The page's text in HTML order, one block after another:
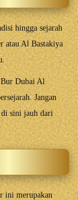
hingga sejarah
atau Al Bastakiya
Dubai Al
Jangan
di sini jauh dari
ini merupakan